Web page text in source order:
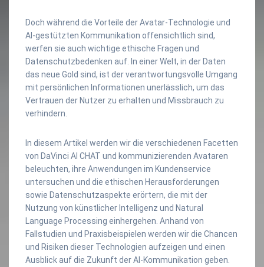
Doch während die Vorteile der Avatar-Technologie und
AI-gestützten Kommunikation offensichtlich sind,
werfen sie auch wichtige ethische Fragen und
Datenschutzbedenken auf. In einer Welt, in der Daten
das neue Gold sind, ist der verantwortungsvolle Umgang
mit persönlichen Informationen unerlässlich, um das
Vertrauen der Nutzer zu erhalten und Missbrauch zu
verhindern.
In diesem Artikel werden wir die verschiedenen Facetten
von DaVinci AI CHAT und kommunizierenden Avataren
beleuchten, ihre Anwendungen im Kundenservice
untersuchen und die ethischen Herausforderungen
sowie Datenschutzaspekte erörtern, die mit der
Nutzung von künstlicher Intelligenz und Natural
Language Processing einhergehen. Anhand von
Fallstudien und Praxisbeispielen werden wir die Chancen
und Risiken dieser Technologien aufzeigen und einen
Ausblick auf die Zukunft der AI-Kommunikation geben.